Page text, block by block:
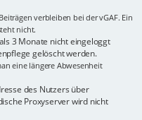
verbleiben bei der vGAF. Ein
nicht.
3 Monate nicht eingeloggt
gelöscht werden.
eine längere Abwesenheit
des Nutzers über
Proxyserver wird nicht